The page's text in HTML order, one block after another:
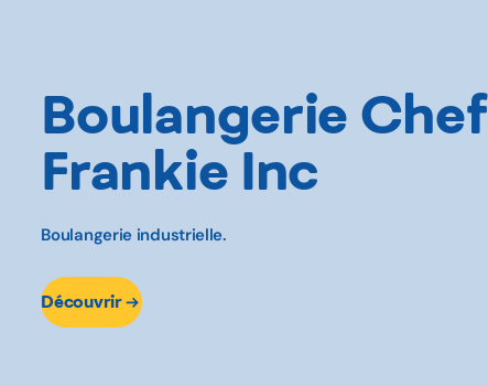
Boulangerie Chef
Frankie Inc
Boulangerie industrielle.
Découvrir